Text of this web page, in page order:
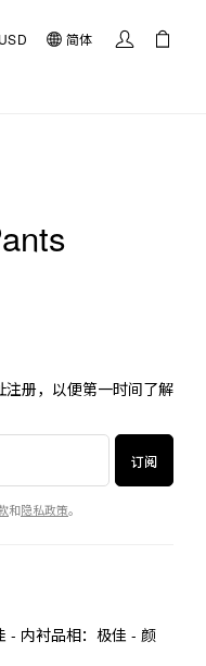
USD 简体
册，以便第一时间了解
订阅
和隐私政策。
- 内衬品相：极佳 - 颜